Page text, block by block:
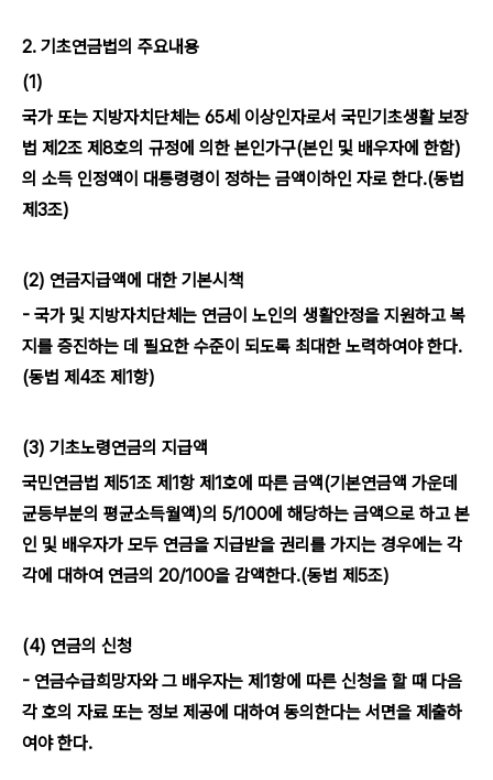
2. 기초연금법의 주요내용
(1)
국가 또는 지방자치단체는 65세 이상인자로서 국민기초생활 보장
법 제2조 제8호의 규정에 의한 본인가구(본인 및 배우자에 한함)
의 소득 인정액이 대통령령이 정하는 금액이하인 자로 한다.(동법
제3조)
(2) 연금지급액에 대한 기본시책
- 국가 및 지방자치단체는 연금이 노인의 생활안정을 지원하고 복
지를 증진하는 데 필요한 수준이 되도록 최대한 노력하여야 한다.
(동법 제4조 제1항)
(3) 기초노령연금의 지급액
국민연금법 제51조 제1항 제1호에 따른 금액(기본연금액 가운데
균등부분의 평균소득월액)의 5/100에 해당하는 금액으로 하고 본
인 및 배우자가 모두 연금을 지급받을 권리를 가지는 경우에는 각
각에 대하여 연금의 20/100을 감액한다.(동법 제5조)
(4) 연금의 신청
- 연금수급희망자와 그 배우자는 제1항에 따른 신청을 할 때 다음
각 호의 자료 또는 정보 제공에 대하여 동의한다는 서면을 제출하
여야 한다.